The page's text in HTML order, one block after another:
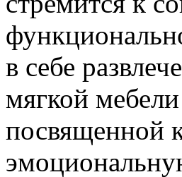
в себе
мягкой
посвященной